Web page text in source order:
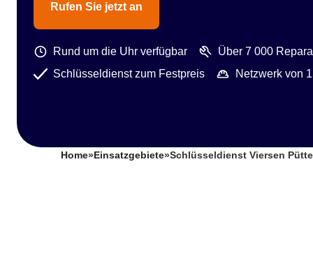
Rufen Sie jetzt an
Rund um die Uhr verfügbar
Über 7 000
Schlüsseldienst zum Festpreis
Netzwerk von
Home» Einsatzgebiete»Schlüsseldienst Viersen